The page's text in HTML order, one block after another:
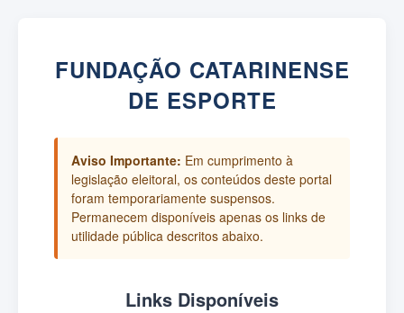
FUNDAÇÃO CATARINENSE
DE ESPORTE
Aviso Importante: Em cumprimento à
legislação eleitoral, os conteúdos deste portal
foram temporariamente suspensos.
Permanecem disponíveis apenas os links de
utilidade pública descritos abaixo.
Links Disponíveis